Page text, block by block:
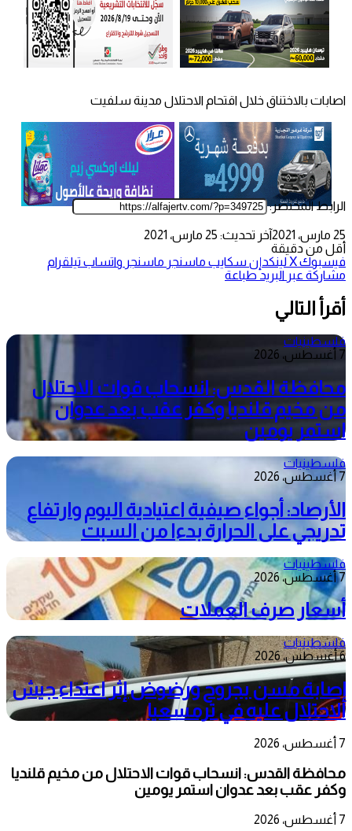
اصابات بالاختناق خلال اقتحام الاحتلال مدينة سلفيت
الرابط المختصر:
25 مارس، 2021
آخر تحديث: 25 مارس، 2021
أقل من دقيقة
فيسبوك‫Xلينكدإن سكايب ماسنجر ماسنجر واتساب تيلقرام
مشاركة عبر البريد طباعة
أقرأ التالي
فلسطينيات
7 أغسطس، 2026
محافظة القدس: انسحاب قوات الاحتلال
من مخيم قلنديا وكفر عقب بعد عدوان
استمر يومين
فلسطينيات
7 أغسطس، 2026
الأرصاد: أجواء صيفية اعتيادية اليوم وارتفاع
تدريجي على الحرارة بدءا من السبت
فلسطينيات
7 أغسطس، 2026
أسعار صرف العملات
فلسطينيات
6 أغسطس، 2026
إصابة مسن بجروح ورضوض إثر اعتداء جيش
الاحتلال عليه في ترمسعيا
7 أغسطس، 2026
محافظة القدس: انسحاب قوات الاحتلال من مخيم قلنديا
وكفر عقب بعد عدوان استمر يومين
7 أغسطس، 2026